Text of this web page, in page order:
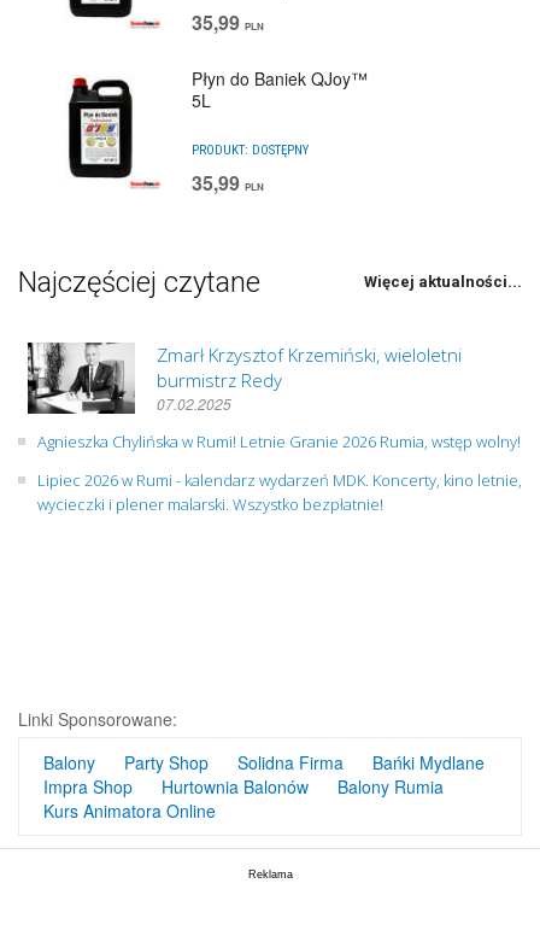
35,99 PLN
Płyn do Baniek QJoy™
5L
PRODUKT: DOSTĘPNY
35,99 PLN
Najczęściej czytane Więcej aktualności...
Zmarł Krzysztof Krzemiński, wieloletni
burmistrz Redy
07.02.2025
Agnieszka Chylińska w Rumi! Letnie Granie 2026 Rumia, wstęp wolny!
Lipiec 2026 w Rumi - kalendarz wydarzeń MDK. Koncerty, kino letnie,
wycieczki i plener malarski. Wszystko bezpłatnie!
Linki Sponsorowane:
Balony
Party Shop Solidna Firma
Bańki Mydlane
Impra Shop
Hurtownia Balonów
Balony Rumia
Kurs Animatora Online